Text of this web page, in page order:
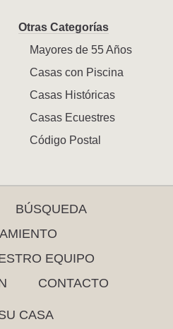
Otras Categorías
Mayores de 55 Años
Casas con Piscina
Casas Históricas
Casas Ecuestres
Código Postal
BÚSQUEDA
EQUIPO
CONTACTO
CASA